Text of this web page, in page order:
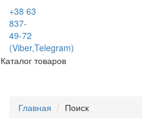
+38 63
837-
49-72
(Viber,Telegram)
Каталог товаров
Главная Поиск